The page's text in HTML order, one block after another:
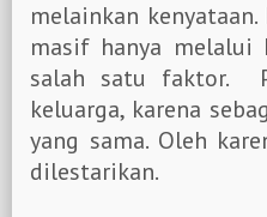
melainkan
masif hanya melalui
salah satu faktor.
keluarga, karena
yang sama. Oleh
dilestarikan.